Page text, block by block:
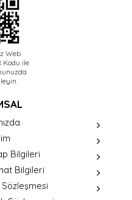
Web
Kodu ile
Bilgileri
Bilgileri
Sözleşmesi